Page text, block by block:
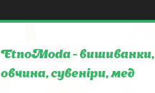
EtnoModa - вишиванки,
овчина, сувеніри, мед